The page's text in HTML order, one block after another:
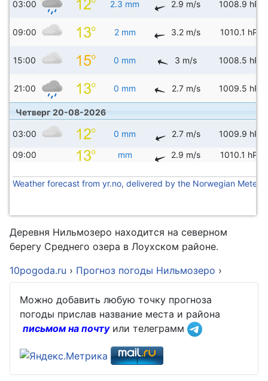
03:00 2.3 mm 2.9 m/s 1008.9 hPa
09:00 2 mm 3.2 m/s 1010.1 hPa
15:00 0 mm 3 m/s 1008.5 hPa
21:00 0 mm 2.7 m/s 1009.5 hPa
Четверг 20-08-2026
03:00 0 mm 2.7 m/s 1009.9 hPa
09:00 mm 2.9 m/s 1010.1 hPa
Weather forecast from yr.no, delivered by the Norwegian
Деревня Нильмозеро находится на северном
берегу Среднего озера в Лоухском районе.
10pogoda.ru › Прогноз погоды Нильмозеро ›
Можно добавить любую точку прогноза
погоды прислав название места и района
письмом на почтуили телеграмм